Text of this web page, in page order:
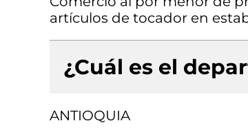
artículos de tocador en
¿Cuál es el
ANTIOQUIA